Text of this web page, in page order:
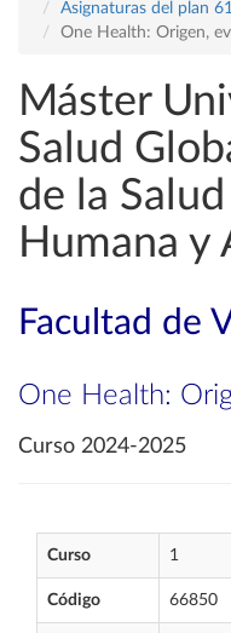
Asignaturas del plan
One Health: Origen,
Máster
Salud
de la
Humana y
Facultad de
One Health:
Curso 2024-2025
Curso 1
Código 66850